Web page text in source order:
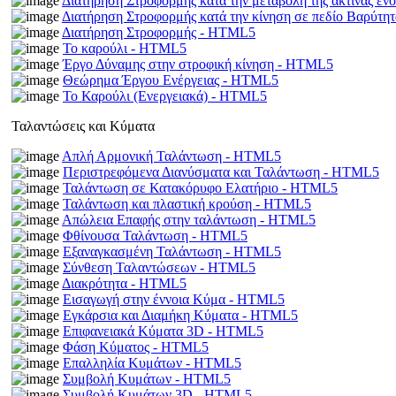
Διατήρηση Στροφορμής κατά την κίνηση σε πεδίο
Διατήρηση Στροφορμής - HTML5
Το καρούλι - HTML5
Έργο Δύναμης στην στροφική κίνηση - HTML5
Θεώρημα Έργου Ενέργειας - HTML5
Το Καρούλι (Ενεργειακά) - HTML5
Ταλαντώσεις και Κύματα
Απλή Αρμονική Ταλάντωση - HTML5
Περιστρεφόμενα Διανύσματα και Ταλάντωση - HTML5
Ταλάντωση σε Κατακόρυφο Ελατήριο - HTML5
Ταλάντωση και πλαστική κρούση - HTML5
Απώλεια Επαφής στην ταλάντωση - HTML5
Φθίνουσα Ταλάντωση - HTML5
Εξαναγκασμένη Ταλάντωση - HTML5
Σύνθεση Ταλαντώσεων - HTML5
Διακρότητα - HTML5
Εισαγωγή στην έννοια Κύμα - HTML5
Εγκάρσια και Διαμήκη Κύματα - HTML5
Επιφανειακά Κύματα 3D - HTML5
Φάση Κύματος - HTML5
Επαλληλία Κυμάτων - HTML5
Συμβολή Κυμάτων - HTML5